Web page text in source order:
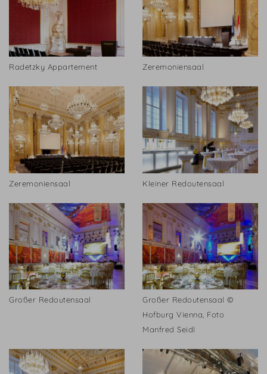
Radetzky Appartement Zeremoniensaal
Zeremoniensaal Kleiner Redoutensaal
Großer Redoutensaal
Großer Redoutensaal ©
Hofburg Vienna, Foto
Manfred Seidl